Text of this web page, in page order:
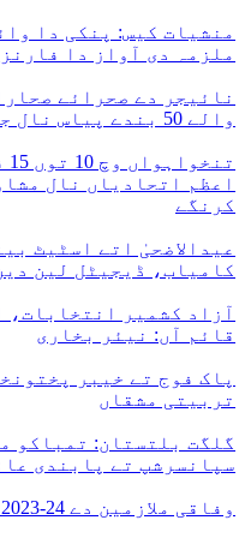
منشیات کیس: پنکی دا
ملزمہ دی آواز دا
نائیجر دے صحرائے
والے 50 بندے پیاس نال جاں بحق
اعظم اتحادیاں نال
کرنگے
عیدالاضحیٰ اتے اسٹیٹ
کامیاب، ڈیجیٹل لین
آزاد کشمیر انتخابات،
قائم آں: نیئر بخاری
پاک فوج تے خیبر
تربیتی مشقاں
گلگت بلتستان: تمباکو
سپانسرشپ تے پابندی
وفاقی ملازمین دے 24-2023 دے ایڈہاک الاؤنسز منجمد